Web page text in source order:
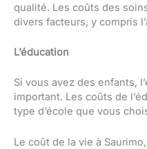
qualité. Les coûts des
divers facteurs, y compris
L’éducation
Si vous avez des enfants,
important. Les coûts de
type d’école que vous
Le coût de la vie à